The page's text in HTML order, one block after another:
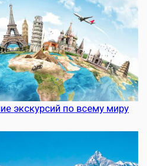
экскурсий по всему миру